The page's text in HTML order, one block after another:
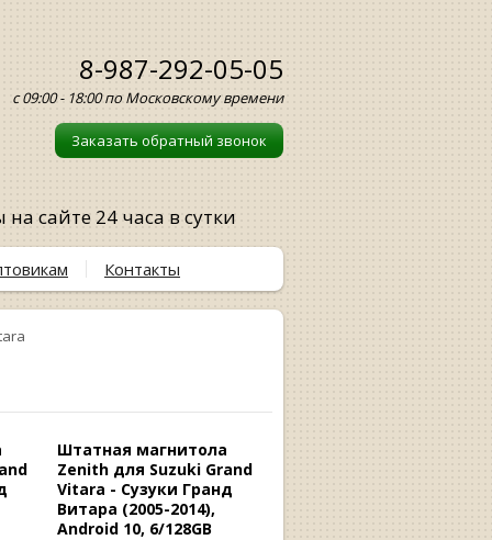
8-987-292-05-05
с 09:00 - 18:00 по Московскому времени
Заказать обратный звонок
сайте 24 часа в сутки
Контакты
Штатная магнитола
Zenith для Suzuki Grand
Vitara - Сузуки Гранд
Витара (2005-2014),
Android 10, 6/128GB